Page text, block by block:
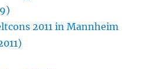
2011 in Mannheim